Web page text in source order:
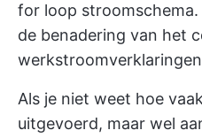
for loop
de benadering van het
Als je niet weet hoe
uitgevoerd, maar wel